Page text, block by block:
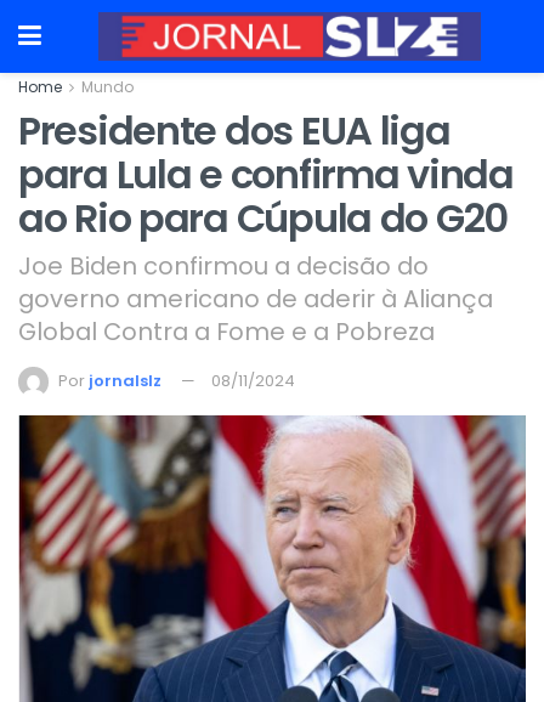
Home Mundo
Presidente dos EUA liga
para Lula e confirma vinda
ao Rio para Cúpula do G20
Joe Biden confirmou a decisão do
governo americano de aderir à Aliança
Global Contra a Fome e a Pobreza
Por jornalslz 08/11/2024